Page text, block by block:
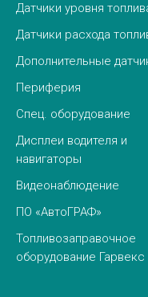
Датчики уровня
Датчики расхода
Дополнительные
Периферия
Спец. оборудование
Дисплеи водителя и
навигаторы
Видеонаблюдение
ПО «АвтоГРАФ»
Топливозаправочное
оборудование Гарвекс